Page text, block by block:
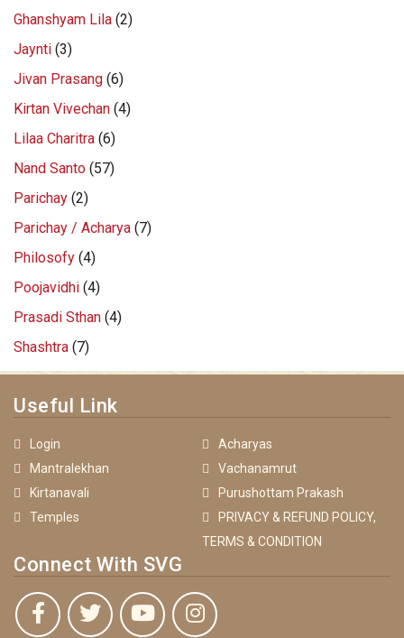
Ghanshyam Lila (2)
Jaynti (3)
Jivan Prasang (6)
Kirtan Vivechan (4)
Lilaa Charitra (6)
Nand Santo (57)
Parichay (2)
Parichay / Acharya (7)
Philosofy (4)
Poojavidhi (4)
Prasadi Sthan (4)
Shashtra (7)
Useful Link
Login
Acharyas
Mantralekhan
Vachanamrut
Kirtanavali
Purushottam Prakash
Temples
PRIVACY & REFUND POLICY,
TERMS & CONDITION
Connect With SVG